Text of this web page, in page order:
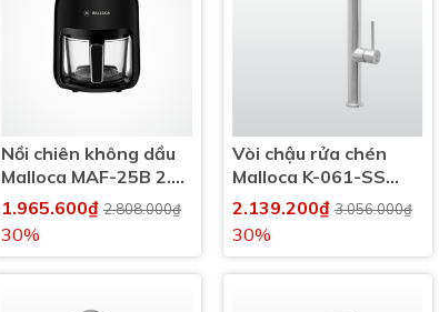
Nồi chiên không dầu
Malloca MAF-25B 2.5
lít
1.965.600₫ 2.808.000₫
30%
Vòi chậu rửa chén
Malloca K-061-SS
nóng lạnh
2.139.200₫3.056.000₫
30%